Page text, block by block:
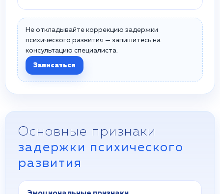
Не откладывайте коррекцию задержки
психического развития — запишитесь на
консультацию специалиста.
Записаться
Основные признаки
задержки психического
развития